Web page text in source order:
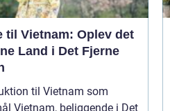
til Vietnam: Oplev det
Land i Det Fjerne
til Vietnam som
i Det